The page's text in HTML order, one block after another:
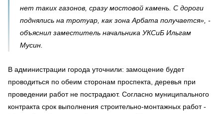
нет таких газонов, сразу мостовой камень. С дороги
поднялись на тротуар, как зона Арбата получается», -
объяснил заместитель начальника УКСиБ Ильгам
Мусин.
В администрации города уточнили: замощение будет
проводиться по обеим сторонам проспекта, деревья при
проведении работ не пострадают. Согласно муниципального
контракта срок выполнения строительно-монтажных работ -